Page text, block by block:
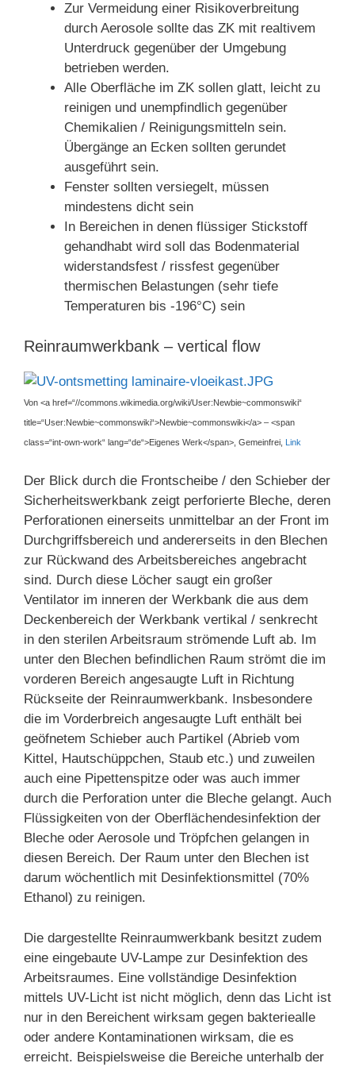
Zur Vermeidung einer Risikoverbreitung
durch Aerosole sollte das ZK mit realtivem
Unterdruck gegenüber der Umgebung
betrieben werden.
Alle Oberfläche im ZK sollen glatt, leicht zu
reinigen und unempfindlich gegenüber
Chemikalien / Reinigungsmitteln sein.
Übergänge an Ecken sollten gerundet
ausgeführt sein.
Fenster sollten versiegelt, müssen
mindestens dicht sein
In Bereichen in denen flüssiger Stickstoff
gehandhabt wird soll das Bodenmaterial
widerstandsfest / rissfest gegenüber
thermischen Belastungen (sehr tiefe
Temperaturen bis -196°C) sein
Reinraumwerkbank – vertical flow
Von <a href=“//commons.wikimedia.org/wiki/User:Newbie~commonswiki“
title=“User:Newbie~commonswiki“>Newbie~commonswiki</a> – <span
class=“int-own-work“ lang=“de“>Eigenes Werk</span>, Gemeinfrei, Link
Der Blick durch die Frontscheibe / den Schieber der
Sicherheitswerkbank zeigt perforierte Bleche, deren
Perforationen einerseits unmittelbar an der Front im
Durchgriffsbereich und andererseits in den Blechen
zur Rückwand des Arbeitsbereiches angebracht
sind. Durch diese Löcher saugt ein großer
Ventilator im inneren der Werkbank die aus dem
Deckenbereich der Werkbank vertikal / senkrecht
in den sterilen Arbeitsraum strömende Luft ab. Im
unter den Blechen befindlichen Raum strömt die im
vorderen Bereich angesaugte Luft in Richtung
Rückseite der Reinraumwerkbank. Insbesondere
die im Vorderbreich angesaugte Luft enthält bei
geöfnetem Schieber auch Partikel (Abrieb vom
Kittel, Hautschüppchen, Staub etc.) und zuweilen
auch eine Pipettenspitze oder was auch immer
durch die Perforation unter die Bleche gelangt. Auch
Flüssigkeiten von der Oberflächendesinfektion der
Bleche oder Aerosole und Tröpfchen gelangen in
diesen Bereich. Der Raum unter den Blechen ist
darum wöchentlich mit Desinfektionsmittel (70%
Ethanol) zu reinigen.
Die dargestellte Reinraumwerkbank besitzt zudem
eine eingebaute UV-Lampe zur Desinfektion des
Arbeitsraumes. Eine vollständige Desinfektion
mittels UV-Licht ist nicht möglich, denn das Licht ist
nur in den Bereichent wirksam gegen bakteriealle
oder andere Kontaminationen wirksam, die es
erreicht. Beispielsweise die Bereiche unterhalb der